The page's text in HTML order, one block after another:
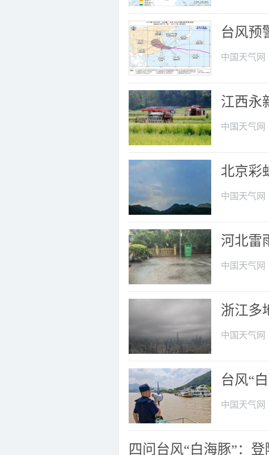
台风预
中国天气网
江西永
中国天气网
北京彩
中国天气网
河北雷
中国天气网
浙江多
中国天气网
台风“
中国天气网
四问台风“白海豚”：